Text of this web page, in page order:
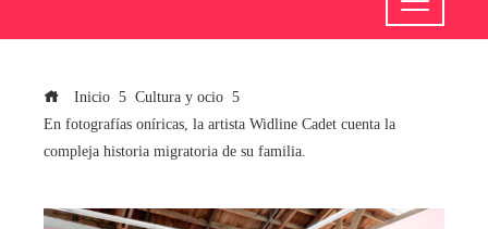
Inicio
Cultura y ocio
En fotografías oníricas, la artista Widline Cadet cuenta la
compleja historia migratoria de su familia.